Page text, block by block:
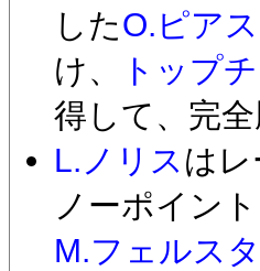
したO.ピア
け、
トップ
得して、完
L.ノリス は
ノーポイン
M.フェルス